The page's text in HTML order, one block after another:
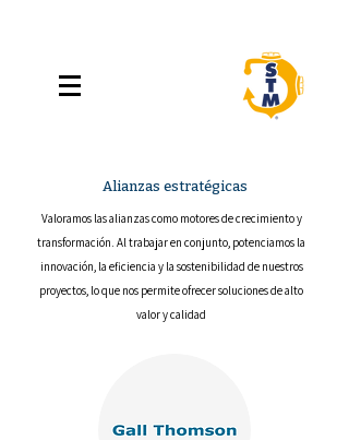
Alianzas estratégicas
Valoramos las alianzas como motores de crecimiento y
transformación. Al trabajar en conjunto, potenciamos la
innovación, la eficiencia y la sostenibilidad de nuestros
proyectos, lo que nos permite ofrecer soluciones de alto
valor y calidad